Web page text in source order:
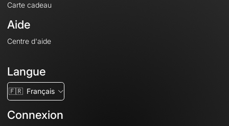
Carte cadeau
Aide
Centre d'aide
Langue
🇫🇷 Français
Connexion